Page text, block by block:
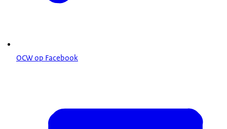
OCW op Facebook